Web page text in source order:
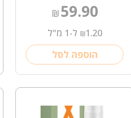
₪59.90
₪1.20 ל-1 מ"ל
הוספה לסל